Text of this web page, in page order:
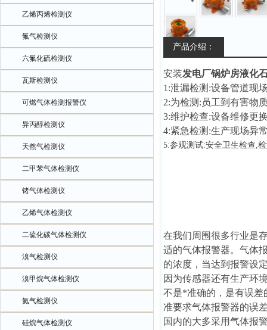
乙烯丙烯检测仪
氟气检测仪
六氟化硫检测仪
瓦斯检测仪
可燃气体检测报警仪
异丙醇检测仪
天然气检测仪
二甲苯气体检测仪
锗气体检测仪
乙烯气体检测仪
二硫化碳气体检测仪
溴气检测仪
溴甲烷气体检测仪
氦气检测仪
硅烷气体检测仪
产品介绍：
安装发电厂锅炉房液化
1:泄漏检测:设备管道现
2:为检测:员工到有害物
3:维护检查:设备维修更
4:紧急检测:生产现场异
5:参观测试:安全卫生检查,
在我们周围很多行业是
适的气体报警器。气体
的浓度，当达到报警设
因为传感器还有生产环
不是*准确的，是有误差
准要求气体报警器的误
国内的大多采用气体报